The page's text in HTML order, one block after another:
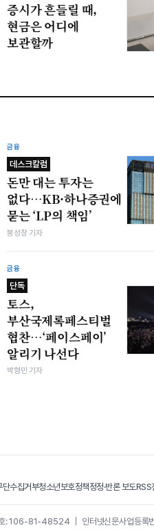
증시가 흔들릴 때,
현금은 어디에
보관할까
금융
데스크칼럼
돈만 대는 투자는
없다…KB·하나증권에
묻는 ‘LP의 책임’
봉성창 기자
금융
단독
토스,
부산국제록페스티벌
협찬…‘페이스페이’
알리기 나선다
박형민 기자
단수집거부청소년보호정책정정·반론 보도RSS
호: 106-81-48524 인터넷신문사업등